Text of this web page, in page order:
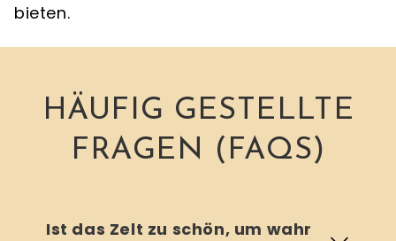
bieten.
HÄUFIG GESTELLTE
FRAGEN (FAQS)
Ist das Zelt zu schön, um wahr